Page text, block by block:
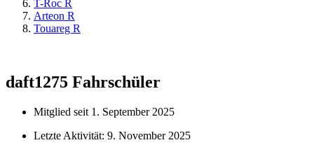
T-Roc R
Arteon R
Touareg R
daft1275 Fahrschüler
Mitglied seit 1. September 2025
Letzte Aktivität: 9. November 2025